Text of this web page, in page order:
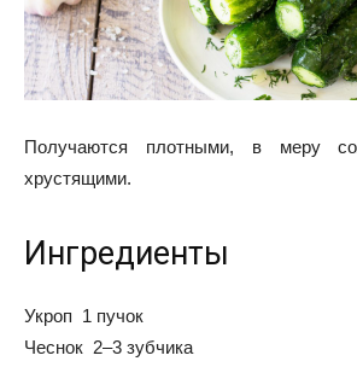
Получаются плотными, в меру
хрустящими.
Ингредиенты
Укроп 1 пучок
Чеснок 2–3 зубчика